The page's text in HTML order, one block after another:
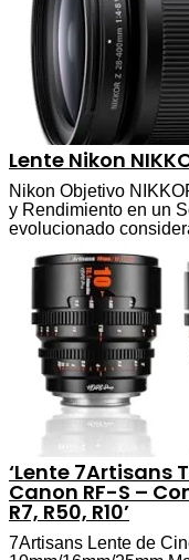
Lente Nikon
Nikon Objetivo
y Rendimiento en un
evolucionado
‘Lente 7Artisans
Canon RF-S –
R7, R50, R10’
7Artisans Lente de